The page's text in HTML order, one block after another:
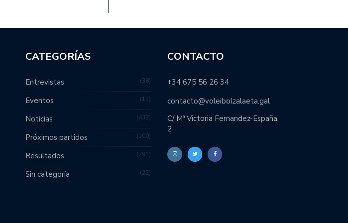
CATEGORÍAS
Entrevistas 38
Eventos 11
Noticias 433
Próximos partidos 100
Resultados 291
Sin categoría 22
CONTACTO
+34 675 56 26 34
contacto@voleibolzalaeta.gal
C/ Mª Victoria Fernandez-España,
2